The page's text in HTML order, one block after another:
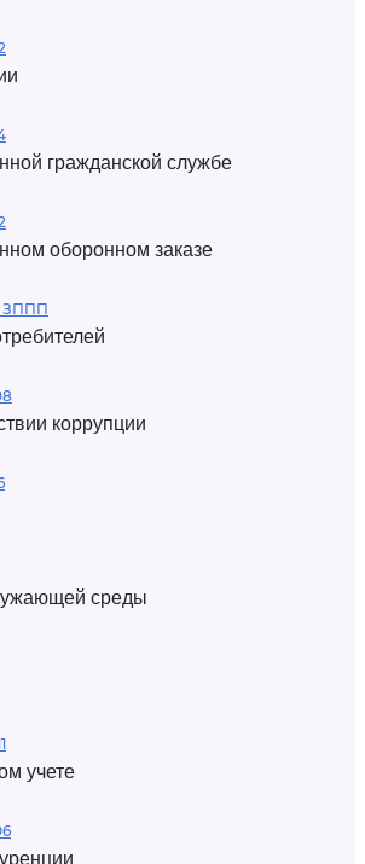
гражданской службе
оборонном заказе
ЗППП
коррупции
среды
учете